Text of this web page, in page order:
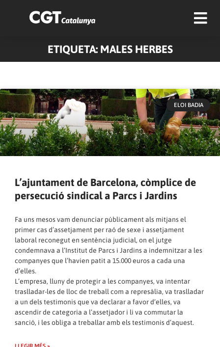
ETIQUETA: MALES HERBES
ELOI BADIA
L’ajuntament de Barcelona, còmplice de
persecució sindical a Parcs i Jardins
Fa uns mesos vam denunciar públicament als mitjans el
primer cas d’assetjament per raó de sexe i assetjament
laboral reconegut en sentència judicial, on el jutge
condemnava a l’Institut de Parcs i Jardins a indemnitzar a les
companyes que l’havien patit a 15.000 euros a cada una
d’elles.
L’empresa, lluny de protegir a les companyes, va intentar
traslladar-les de lloc de treball com a represàlia, va traslladar
a un dels testimonis que va declarar a favor d’elles, va
ascendir de categoria a l’assetjador i li va commutar la
sanció, i les obliga a treballar amb els testimonis d’aquest.